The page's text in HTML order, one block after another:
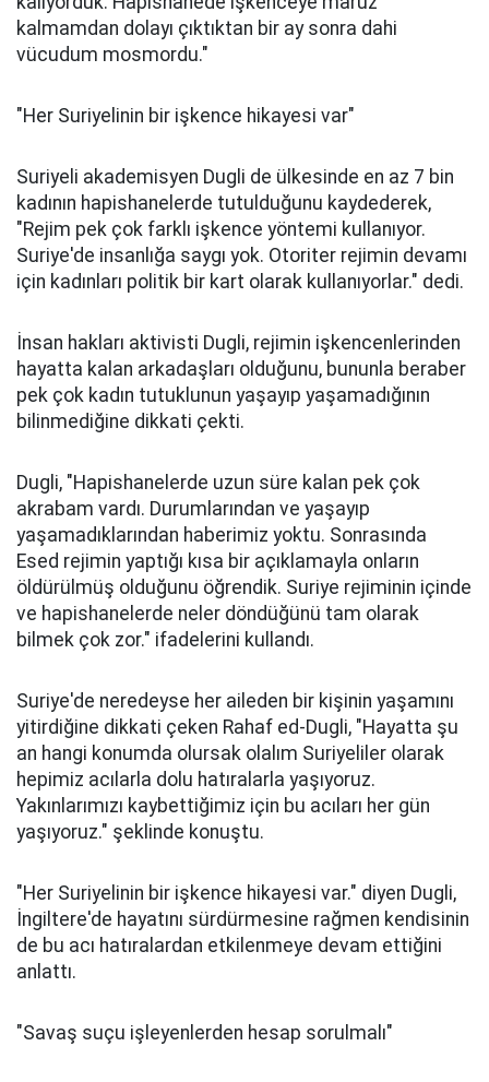
kalmamdan dolayı çıktıktan bir ay sonra dahi
vücudum mosmordu."
"Her Suriyelinin bir işkence hikayesi var"
Suriyeli akademisyen Dugli de ülkesinde en az 7 bin
kadının hapishanelerde tutulduğunu kaydederek,
"Rejim pek çok farklı işkence yöntemi kullanıyor.
Suriye'de insanlığa saygı yok. Otoriter rejimin devamı
için kadınları politik bir kart olarak kullanıyorlar." dedi.
İnsan hakları aktivisti Dugli, rejimin işkencenlerinden
hayatta kalan arkadaşları olduğunu, bununla beraber
pek çok kadın tutuklunun yaşayıp yaşamadığının
bilinmediğine dikkati çekti.
Dugli, "Hapishanelerde uzun süre kalan pek çok
akrabam vardı. Durumlarından ve yaşayıp
yaşamadıklarından haberimiz yoktu. Sonrasında
Esed rejimin yaptığı kısa bir açıklamayla onların
öldürülmüş olduğunu öğrendik. Suriye rejiminin içinde
ve hapishanelerde neler döndüğünü tam olarak
bilmek çok zor." ifadelerini kullandı.
Suriye'de neredeyse her aileden bir kişinin yaşamını
yitirdiğine dikkati çeken Rahaf ed-Dugli, "Hayatta şu
an hangi konumda olursak olalım Suriyeliler olarak
hepimiz acılarla dolu hatıralarla yaşıyoruz.
Yakınlarımızı kaybettiğimiz için bu acıları her gün
yaşıyoruz." şeklinde konuştu.
"Her Suriyelinin bir işkence hikayesi var." diyen Dugli,
İngiltere'de hayatını sürdürmesine rağmen kendisinin
de bu acı hatıralardan etkilenmeye devam ettiğini
anlattı.
"Savaş suçu işleyenlerden hesap sorulmalı"